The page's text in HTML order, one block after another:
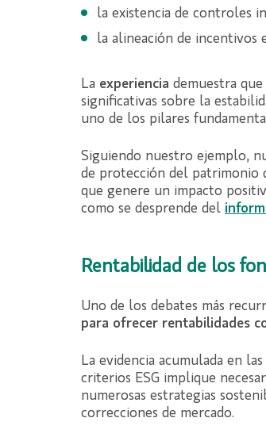
la existencia de controles
la alineación de incentivos
La experiencia demuestra
significativas sobre la
uno de los pilares
Siguiendo nuestro ejemplo,
de protección del patrimonio
que genere un impacto
como se desprende del
Rentabilidad de los
Uno de los debates más
para ofrecer rentabilidades
La evidencia acumulada en
criterios ESG implique
numerosas estrategias
correcciones de mercado.